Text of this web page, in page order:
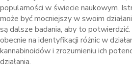
popularności w świecie naukowym.
może być mocniejszy w swoim
są dalsze badania, aby to
obecnie na identyfikacji różnic w
kannabinoidów i zrozumieniu ich
działania.